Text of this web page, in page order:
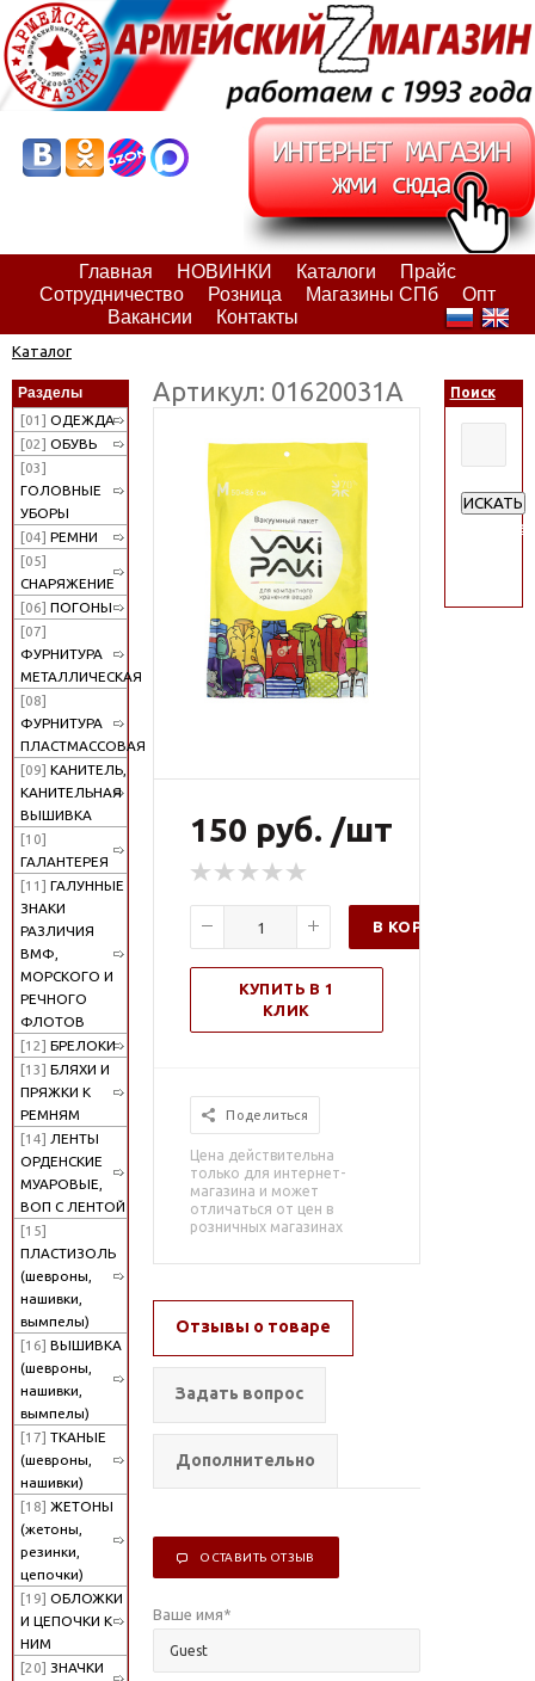
Главная НОВИНКИ Каталоги
Прайс
Сотрудничество
Розница Магазины СПб
Опт
Вакансии
Контакты
Каталог
Разделы
[01] ОДЕЖДА
[02] ОБУВЬ
[03]
ГОЛОВНЫЕ
УБОРЫ
[04] РЕМНИ
[05]
СНАРЯЖЕНИЕ
[06] ПОГОНЫ
[07]
ФУРНИТУРА
МЕТАЛЛИЧЕСКАЯ
[08]
ФУРНИТУРА
ПЛАСТМАССОВАЯ
[09] КАНИТЕЛЬ,
КАНИТЕЛЬНАЯ
ВЫШИВКА
[10]
ГАЛАНТЕРЕЯ
[11] ГАЛУННЫЕ
ЗНАКИ
РАЗЛИЧИЯ
ВМФ,
МОРСКОГО И
РЕЧНОГО
ФЛОТОВ
[12] БРЕЛОКИ
[13] БЛЯХИ И
ПРЯЖКИ К
РЕМНЯМ
[14] ЛЕНТЫ
ОРДЕНСКИЕ
МУАРОВЫЕ,
ВОП С ЛЕНТОЙ
[15]
ПЛАСТИЗОЛЬ
(шевроны,
нашивки,
вымпелы)
[16] ВЫШИВКА
(шевроны,
нашивки,
вымпелы)
[17] ТКАНЫЕ
(шевроны,
нашивки)
[18] ЖЕТОНЫ
(жетоны,
резинки,
цепочки)
[19] ОБЛОЖКИ
И ЦЕПОЧКИ К
НИМ
[20] ЗНАЧКИ
Артикул: 01620031А
150 руб. /шт
В КОРЗИНУ
КУПИТЬ В 1
КЛИК
Поделиться
Цена действительна
только для интернет-
магазина и может
отличаться от цен в
розничных магазинах
Отзывы о товаре
Задать вопрос
Дополнительно
ОСТАВИТЬ ОТЗЫВ
Ваше имя*
Поиск
ИСКАТЬ